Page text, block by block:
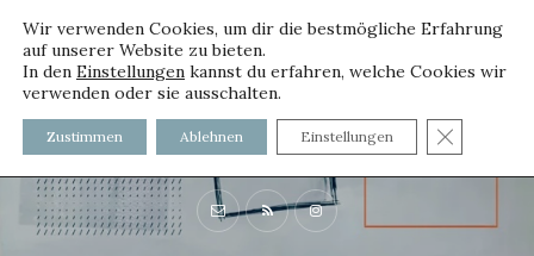
voller worte
mit und ohne Innenfutter
Wir verwenden Cookies, um dir die bestmögliche Erfahrung
auf unserer Website zu bieten.
In den Einstellungen kannst du erfahren, welche Cookies wir
verwenden oder sie ausschalten.
Zustimmen Ablehnen Einstellungen GDPR